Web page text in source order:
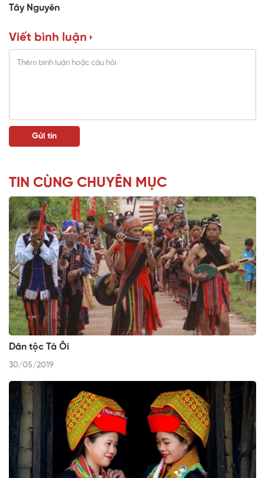
Tây Nguyên
Viết bình luận
TIN CÙNG CHUYÊN MỤC
Dân tộc Tà Ôi
30/05/2019